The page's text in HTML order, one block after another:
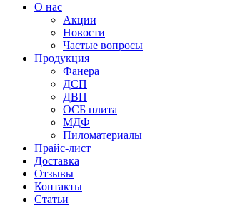
О нас
Акции
Новости
Частые вопросы
Продукция
Фанера
ДСП
ДВП
ОСБ плита
МДФ
Пиломатериалы
Прайс-лист
Доставка
Отзывы
Контакты
Статьи